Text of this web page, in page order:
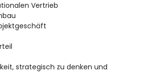
Vertrieb
strategisch zu denken und